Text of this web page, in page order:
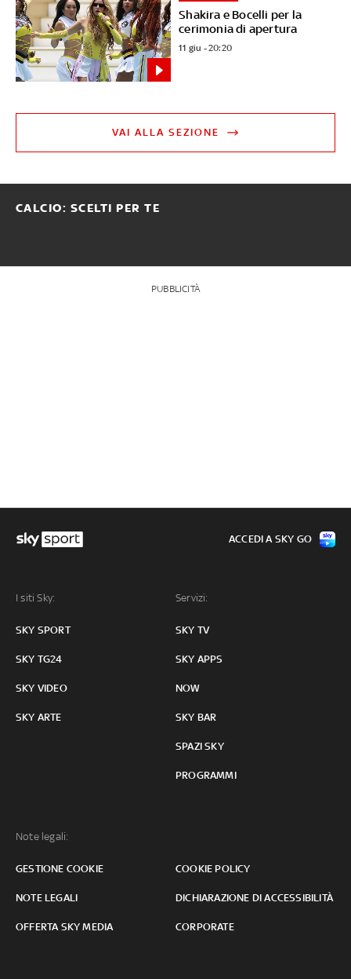
Shakira e Bocelli per la
cerimonia di apertura
11 giu - 20:20
VAI ALLA SEZIONE
CALCIO: SCELTI PER TE
PUBBLICITÀ
I siti Sky:
SKY SPORT
SKY TG24
SKY VIDEO
SKY ARTE
Servizi:
SKY TV
SKY APPS
NOW
SKY BAR
SPAZI SKY
PROGRAMMI
Note legali:
GESTIONE COOKIE COOKIE POLICY
NOTE LEGALI DICHIARAZIONE DI ACCESSIBILITÀ
OFFERTA SKY MEDIA CORPORATE
ACCEDI A SKY GO